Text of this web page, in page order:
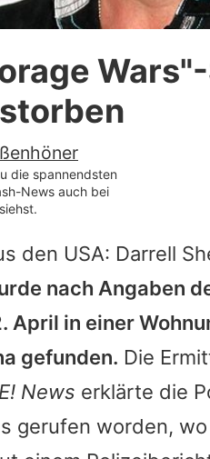
Datenschutzerklärung
Nutzungsbedingungen
Utiq verwalten
die spannendsten
News auch bei
den USA: Darrell
nach Angaben
April in einer
gefunden. Die
E! News erklärte die
gerufen worden,